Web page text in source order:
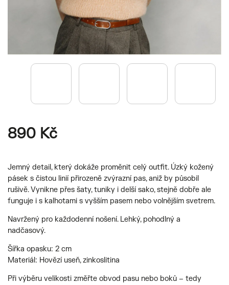
890 Kč
Jemný detail, který dokáže proměnit celý outfit. Úzký kožený
pásek s čistou linií přirozeně zvýrazní pas, aniž by působil
rušivě. Vynikne přes šaty, tuniky i delší sako, stejně dobře ale
funguje i s kalhotami s vyšším pasem nebo volnějším svetrem.
Navržený pro každodenní nošení. Lehký, pohodlný a
nadčasový.
Šířka opasku: 2 cm
Materiál: Hovězí useň, zinkoslitina
Při výběru velikosti změřte obvod pasu nebo boků – tedy